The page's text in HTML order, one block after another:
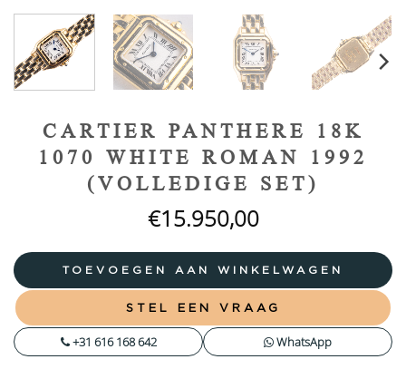
CARTIER PANTHERE 18K
1070 WHITE ROMAN 1992
(VOLLEDIGE SET)
€15.950,00
TOEVOEGEN AAN WINKELWAGEN
STEL EEN VRAAG
+31 616 168 642 WhatsApp